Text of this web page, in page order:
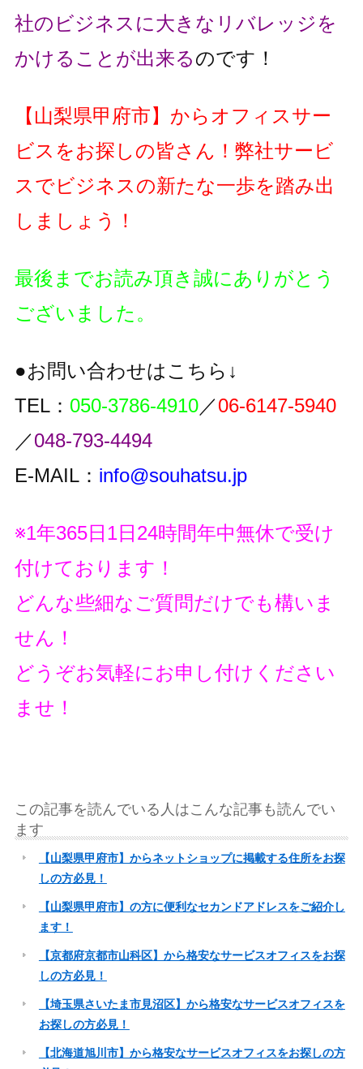
社のビジネスに大きなリバレッジを
かけることが出来るのです！
【山梨県甲府市】からオフィスサー
ビスをお探しの皆さん！ 弊社サービ
スでビジネスの新たな一歩を踏み出
しましょう！
最後までお読み頂き誠にありがとう
ございました。
●お問い合わせはこちら↓
TEL： 050-3786-4910／06-6147-5940
／048-793-4494
E-MAIL： info@souhatsu.jp
※1年365日1日24時間年中無休で受け
付けております！
どんな些細なご質問だけでも構いま
せん！
どうぞお気軽にお申し付けください
ませ！
この記事を読んでいる人はこんな記事も読んでい
ます
【山梨県甲府市】からネットショップに掲載する住所をお探
しの方必見！
【山梨県甲府市】の方に便利なセカンドアドレスをご紹介し
ます！
【京都府京都市山科区】から格安なサービスオフィスをお探
しの方必見！
【埼玉県さいたま市見沼区】から格安なサービスオフィスを
お探しの方必見！
【北海道旭川市】から格安なサービスオフィスをお探しの方